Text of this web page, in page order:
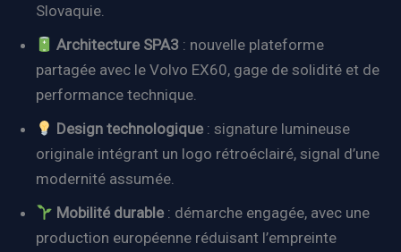
Slovaquie.
Architecture SPA3 : nouvelle plateforme
partagée avec le Volvo EX60, gage de solidité et de
performance technique.
Design technologique: signature lumineuse
originale intégrant un logo rétroéclairé, signal d’une
modernité assumée.
Mobilité durable: démarche engagée, avec une
production européenne réduisant l’empreinte